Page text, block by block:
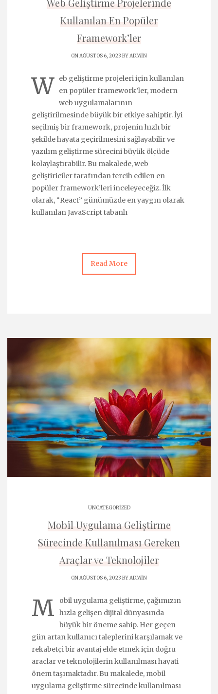
Web Geliştirme Projelerinde
Kullanılan En Popüler
Framework’ler
ON AĞUSTOS 6, 2023 BYADMIN
W
eb geliştirme projeleri için kullanılan
en popüler framework’ler, modern
web uygulamalarının
geliştirilmesinde büyük bir etkiye sahiptir. İyi
seçilmiş bir framework, projenin hızlı bir
şekilde hayata geçirilmesini sağlayabilir ve
yazılım geliştirme sürecini büyük ölçüde
kolaylaştırabilir. Bu makalede, web
geliştiriciler tarafından tercih edilen en
popüler framework’leri inceleyeceğiz. İlk
olarak, “React” günümüzde en yaygın olarak
kullanılan JavaScript tabanlı
Read More
UNCATEGORIZED
Mobil Uygulama Geliştirme
Sürecinde Kullanılması Gereken
Araçlar ve Teknolojiler
ON AĞUSTOS 6, 2023 BYADMIN
M
obil uygulama geliştirme, çağımızın
hızla gelişen dijital dünyasında
büyük bir öneme sahip. Her geçen
gün artan kullanıcı taleplerini karşılamak ve
rekabetçi bir avantaj elde etmek için doğru
araçlar ve teknolojilerin kullanılması hayati
önem taşımaktadır. Bu makalede, mobil
uygulama geliştirme sürecinde kullanılması